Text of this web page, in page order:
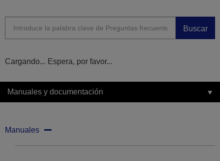
Buscar
Cargando... Espera, por favor...
Manuales y documentación
Manuales